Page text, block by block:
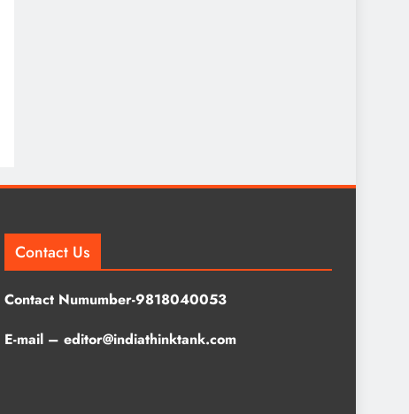
Contact Us
Contact Numumber-9818040053
E-mail – editor@indiathinktank.com